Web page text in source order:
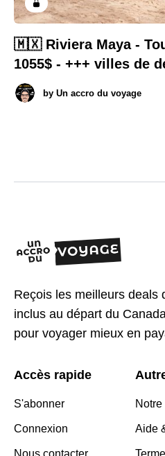
🇲🇽 Riviera Maya -
1055$ - +++ villes de
by Un accro du voyage
Reçois les meilleurs deals
inclus au départ du
pour voyager mieux en
Accès rapide
S'abonner
Connexion
Nous contacter
Aide